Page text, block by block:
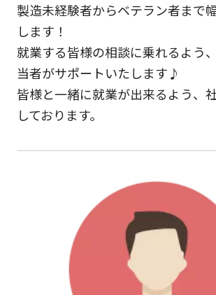
製造未経験者からベテラン者まで
します！
就業する皆様の相談に乗れるよう
当者がサポートいたします♪
皆様と一緒に就業が出来るよう、
しております。